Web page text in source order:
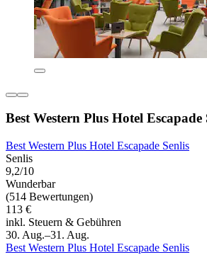
Best Western Plus Hotel Escapade
Best Western Plus Hotel Escapade Senlis
Senlis
9,2/10
Wunderbar
(514 Bewertungen)
113 €
inkl. Steuern & Gebühren
30. Aug.–31. Aug.
Best Western Plus Hotel Escapade Senlis